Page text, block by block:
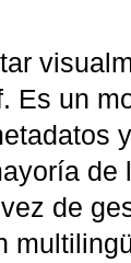
Es un
de
de